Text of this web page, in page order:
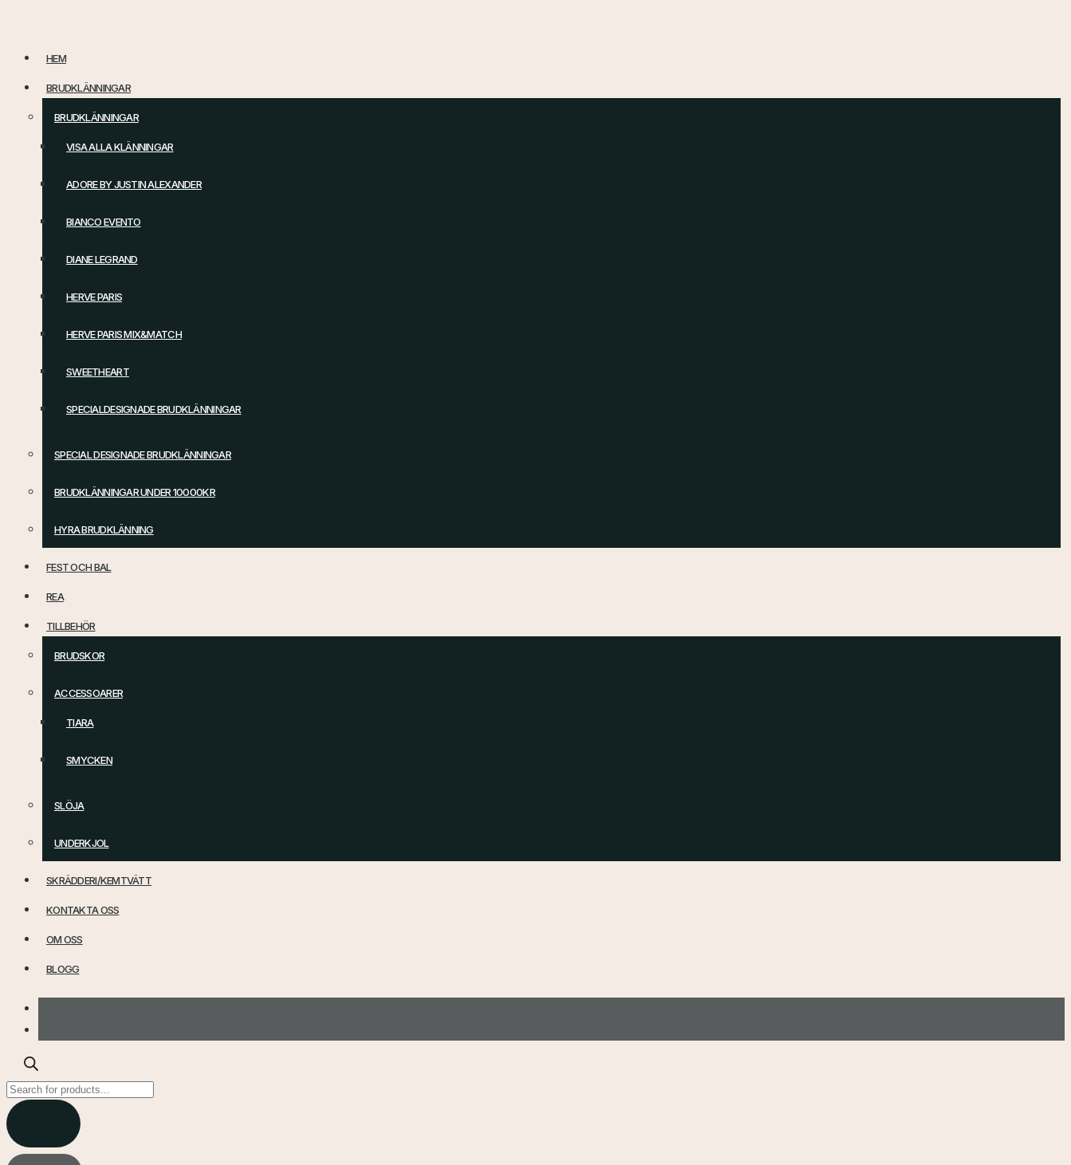
innehåll
HEM
BRUDKLÄNNINGAR
BRUDKLÄNNINGAR
VISA ALLA KLÄNNINGAR
ADORE BY JUSTIN ALEXANDER
BIANCO EVENTO
DIANE LEGRAND
HERVE PARIS
HERVE PARIS MIX&MATCH
SWEETHEART
SPECIALDESIGNADE BRUDKLÄNNINGAR
SPECIAL DESIGNADE BRUDKLÄNNINGAR
BRUDKLÄNNINGAR UNDER 10000KR
HYRA BRUDKLÄNNING
FEST OCH BAL
REA
TILLBEHÖR
BRUDSKOR
ACCESSOARER
TIARA
SMYCKEN
SLÖJA
UNDERKJOL
SKRÄDDERI/KEMTVÄTT
KONTAKTA OSS
OM OSS
BLOGG
Products
search